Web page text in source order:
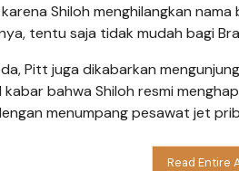
Shiloh menghilangkan
tentu saja tidak mudah bagi
Pitt juga dikabarkan
bahwa Shiloh resmi
menumpang pesawat jet
Read Entire